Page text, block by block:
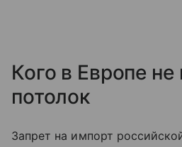
Кого в Европе не
потолок
Запрет на импорт